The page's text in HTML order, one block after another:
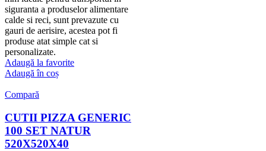
siguranta a produselor alimentare
calde si reci, sunt prevazute cu
gauri de aerisire, acestea pot fi
produse atat simple cat si
personalizate.
Adaugă la favorite
Adaugă în coș
Compară
CUTII PIZZA GENERIC
100 SET NATUR
520X520X40